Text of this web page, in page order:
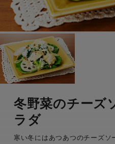
冬野菜のチーズ
ラダ
寒い冬にはあつあつのチーズソ